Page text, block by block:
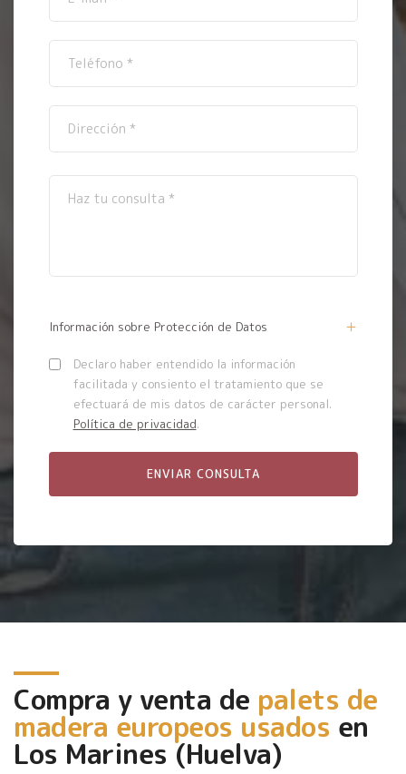
Información sobre Protección de Datos
Declaro haber entendido la información
facilitada y consiento el tratamiento que se
efectuará de mis datos de carácter personal.
Política de privacidad.
Compra y venta de palets de
madera europeos usados en
Los Marines (Huelva)